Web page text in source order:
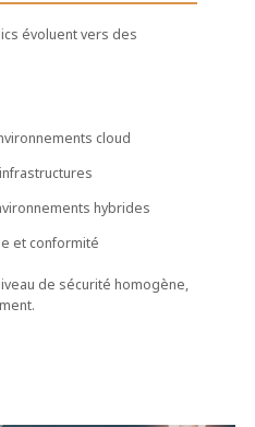
évoluent vers des
cloud
hybrides
et conformité
de sécurité homogène,